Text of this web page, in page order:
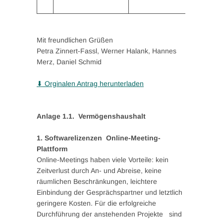
Mit freundlichen Grüßen
Petra Zinnert-Fassl, Werner Halank, Hannes
Merz, Daniel Schmid
⬇ Orginalen Antrag herunterladen
Anlage 1.1. Vermögenshaushalt
1. Softwarelizenzen Online-Meeting-
Plattform
Online-Meetings haben viele Vorteile: kein
Zeitverlust durch An- und Abreise, keine
räumlichen Beschränkungen, leichtere
Einbindung der Gesprächspartner und letztlich
geringere Kosten. Für die erfolgreiche
Durchführung der anstehenden Projekte sind